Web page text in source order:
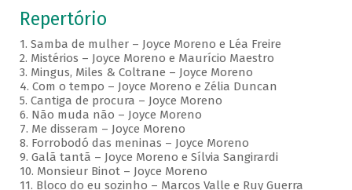
Repertório
1. Samba de mulher – Joyce Moreno e Léa Freire
2. Mistérios – Joyce Moreno e Maurício Maestro
3. Mingus, Miles & Coltrane – Joyce Moreno
4. Com o tempo – Joyce Moreno e Zélia Duncan
5. Cantiga de procura – Joyce Moreno
6. Não muda não – Joyce Moreno
7. Me disseram – Joyce Moreno
8. Forrobodó das meninas – Joyce Moreno
9. Galã tantã – Joyce Moreno e Sílvia Sangirardi
10. Monsieur Binot – Joyce Moreno
11. Bloco do eu sozinho – Marcos Valle e Ruy Guerra